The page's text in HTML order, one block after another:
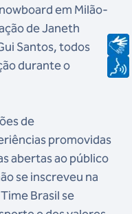
em Milão-
de Janeth
Santos, todos
durante o
de
promovidas
abertas ao público
se inscreveu na
Brasil se